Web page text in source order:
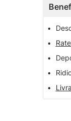
•
•
•
•
•